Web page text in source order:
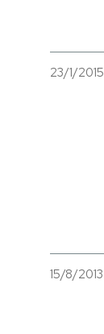
Entra
23/1/2015
15/8/2013